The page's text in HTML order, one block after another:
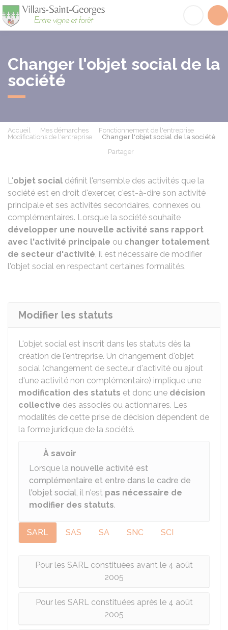
Changer l'objet social de la
société
Accueil Mes démarches
Fonctionnement de l'entreprise
Modifications de l'entreprise
Changer l'objet social de la société
Partager
L'objet social définit l'ensemble des activités que la
société est en droit d'exercer, c'est-à-dire son activité
principale et ses activités secondaires, connexes ou
complémentaires. Lorsque la société souhaite
développer une nouvelle activité sans rapport
avec l'activité principale ou changer totalement
de secteur d'activité, il est nécessaire de modifier
l'objet social en respectant certaines formalités.
Modifier les statuts
L'objet social est inscrit dans les statuts dès la
création de l'entreprise. Un changement d'objet
social (changement de secteur d'activité ou ajout
d'une activité non complémentaire) implique une
modification des statuts et donc une décision
collective des associés ou actionnaires. Les
modalités de cette prise de décision dépendent de
la forme juridique de la société.
À savoir
Lorsque la nouvelle activité est
complémentaire et entre dans le cadre de
l'objet social, il n'est pas nécessaire de
modifier des statuts.
SARL SAS SA SNC SCI
Pour les SARL constituées avant le 4 août
2005
Pour les SARL constituées après le 4 août
2005